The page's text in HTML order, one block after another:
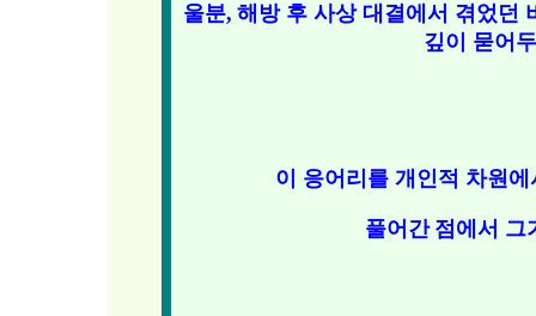
울분, 해방 후 사상 대결에서 겪었던
깊이 묻어
이 응어리를 개인적 차원
풀어간 점에서 그